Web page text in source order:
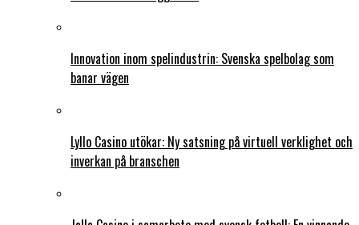
Innovation inom spelindustrin: Svenska spelbolag som
banar vägen
Lyllo Casino utökar: Ny satsning på virtuell verklighet och
inverkan på branschen